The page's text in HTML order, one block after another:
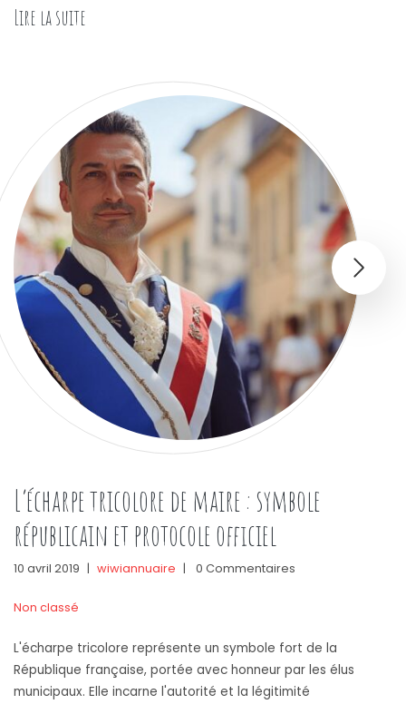
Lire la suite
L’écharpe tricolore de maire : symbole
républicain et protocole officiel
10 avril 2019 | wiwiannuaire | 0 Commentaires
Non classé
L'écharpe tricolore représente un symbole fort de la
République française, portée avec honneur par les élus
municipaux. Elle incarne l'autorité et la légitimité